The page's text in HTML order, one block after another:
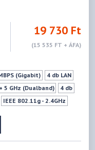
19 730 Ft
(15 535 FT + ÁFA)
(Gigabit)
4 db LAN
5 GHz (Dualband)
4 db
IEEE 802.11g - 2.4GHz